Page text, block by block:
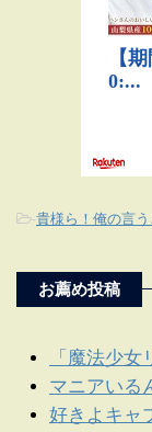
-貴様ら！俺の言
お薦め投稿
「魔法少
マニアいる
好きよキャ